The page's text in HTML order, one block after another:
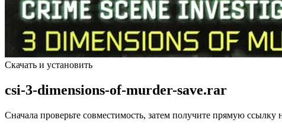
Скачать и установить
csi-3-dimensions-of-murder-save.rar
Сначала проверьте совместимость, затем получите прямую